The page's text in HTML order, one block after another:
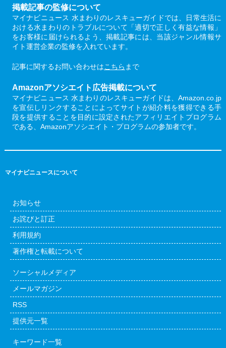
掲載記事の監修について
マイナビニュース 水まわりのレスキューガイドでは、日常生活に
おける水まわりのトラブルについて「適切で正しく有益な情報」
をお客様に届けられるよう、掲載記事には、当該ジャンル情報サ
イト運営企業の監修を入れています。
記事に関するお問い合わせはこちら まで
Amazonアソシエイト広告掲載について
マイナビニュース 水まわりのレスキューガイドは、Amazon.co.jp
を宣伝しリンクすることによってサイトが紹介料を獲得できる手
段を提供することを目的に設定されたアフィリエイトプログラム
である、Amazonアソシエイト・プログラムの参加者です。
マイナビニュースについて
お知らせ
お詫びと訂正
利用規約
著作権と転載について
ソーシャルメディア
メールマガジン
RSS
提供元一覧
キーワード一覧